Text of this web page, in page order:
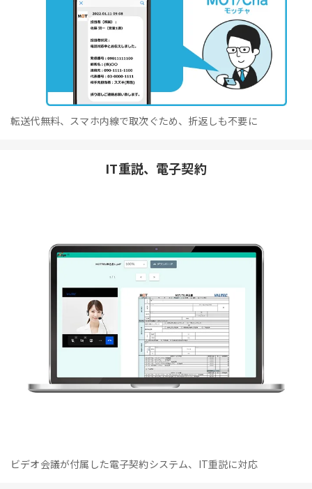
転送代無料、スマホ内線で取次ぐため、折返しも不要に
IT重説、電子契約
ビデオ会議が付属した電子契約システム、IT重説に対応